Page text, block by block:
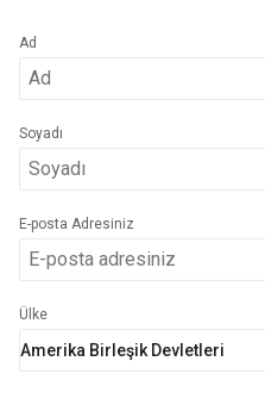
Ad
Soyadı
E-posta Adresiniz
Ülke